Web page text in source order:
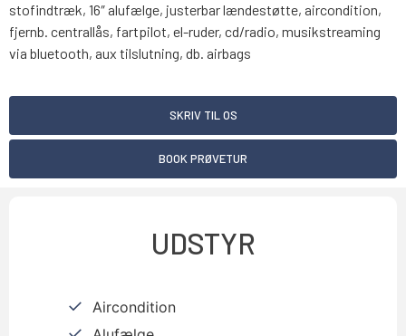
stofindtræk, 16″ alufælge, justerbar lændestøtte, aircondition,
fjernb. centrallås, fartpilot, el-ruder, cd/radio, musikstreaming
via bluetooth, aux tilslutning, db. airbags
SKRIV TIL OS
BOOK PRØVETUR
UDSTYR
Aircondition